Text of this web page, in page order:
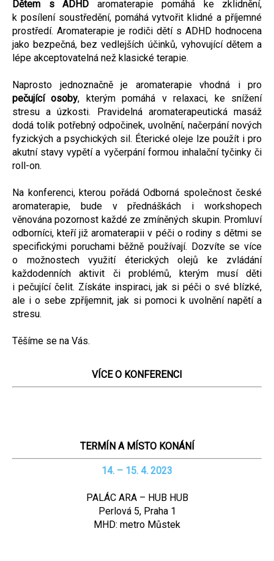
Dětem s ADHD aromaterapie pomáhá ke zklidnění,
k posílení soustředění, pomáhá vytvořit klidné a příjemné
prostředí. Aromaterapie je rodiči dětí s ADHD hodnocena
jako bezpečná, bez vedlejších účinků, vyhovující dětem a
lépe akceptovatelná než klasické terapie.
Naprosto jednoznačně je aromaterapie vhodná i pro
pečující osoby, kterým pomáhá v relaxaci, ke snížení
stresu a úzkosti. Pravidelná aromaterapeutická masáž
dodá tolik potřebný odpočinek, uvolnění, načerpání nových
fyzických a psychických sil. Éterické oleje lze použít i pro
akutní stavy vypětí a vyčerpání formou inhalační tyčinky či
roll-on.
Na konferenci, kterou pořádá Odborná společnost české
aromaterapie, bude v přednáškách i workshopech
věnována pozornost každé ze zmíněných skupin. Promluví
odborníci, kteří již aromaterapii v péči o rodiny s dětmi se
specifickými poruchami běžně používají. Dozvíte se více
o možnostech využití éterických olejů ke zvládání
každodenních aktivit či problémů, kterým musí děti
i pečující čelit. Získáte inspiraci, jak si péči o své blízké,
ale i o sebe zpříjemnit, jak si pomoci k uvolnění napětí a
stresu.
Těšíme se na Vás.
VÍCE O KONFERENCI
TERMÍN A MÍSTO KONÁNÍ
14. – 15. 4. 2023
PALÁC ARA – HUB HUB
Perlová 5, Praha 1
MHD: metro Můstek